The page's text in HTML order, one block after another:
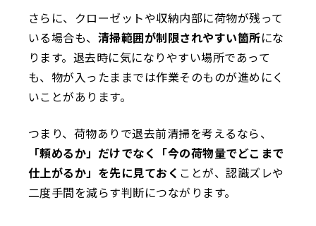
さらに、クローゼットや収納内部に荷物が残って
いる場合も、 清掃範囲が制限されやすい箇所にな
ります。退去時に気になりやすい場所であって
も、物が入ったままでは作業そのものが進めにく
いことがあります。
つまり、荷物ありで退去前清掃を考えるなら、
「頼めるか」だけでなく「今の荷物量でどこまで
仕上がるか」を先に見ておく ことが、認識ズレや
二度手間を減らす判断につながります。